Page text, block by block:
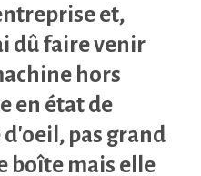
et,
dû faire venir
hors
en état de
pas grand
boîte mais elle